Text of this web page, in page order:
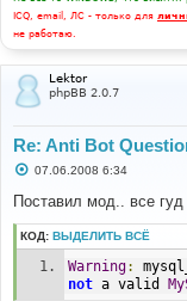
ICQ, email, ЛС - только для
не работаю.
Lektor
phpBB 2.0.7
Re: Anti Bot
С
о
б
щ
е
07.06.2008 6:34
Поставил мод.. все
КОД: ВЫДЕЛИТЬ ВСЁ
Warning:
not a valid